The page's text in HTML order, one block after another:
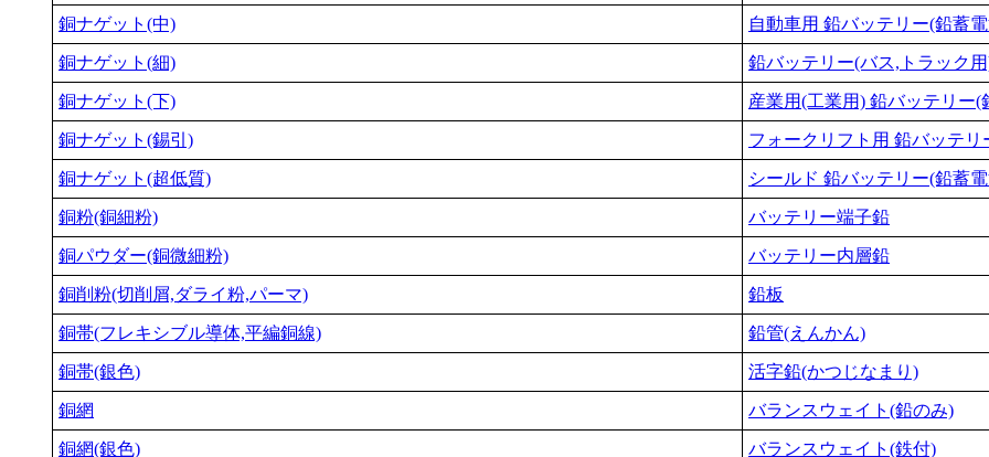
銅ナゲット(中) 自動車用 鉛バッテリー(鉛蓄
銅ナゲット(細) 鉛バッテリー(バス,トラック
銅ナゲット(下) 産業用(工業用) 鉛バッテリー(
銅ナゲット(錫引) フォークリフト用 鉛バッテリ
銅ナゲット(超低質) シールド 鉛バッテリー(鉛蓄
銅粉(銅細粉) バッテリー端子鉛
銅パウダー(銅微細粉) バッテリー内層鉛
銅削粉(切削屑,ダライ粉,パーマ) 鉛板
銅帯(フレキシブル導体,平編銅線) 鉛管(えんかん)
銅帯(銀色) 活字鉛(かつじなまり)
銅網 バランスウェイト(鉛のみ)
銅網(銀色) バランスウェイト(鉄付)